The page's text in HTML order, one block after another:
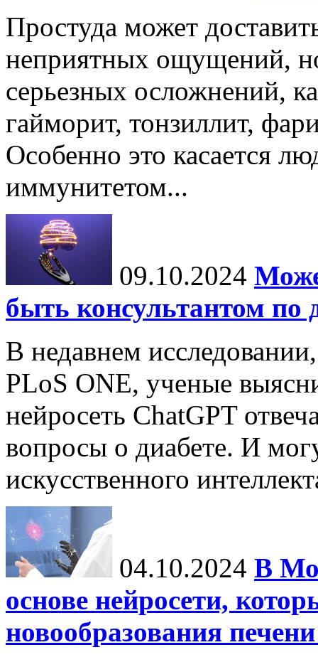
Простуда может
неприятных ощущений,
серьезных осложнений,
гайморит, тонзиллит,
Особенно это касается
иммунитетом...
09.10.2024
быть консультантом по
В недавнем
PLoS ONE, ученые
нейросеть ChatGPT
вопросы о диабете. И
искусственного
04.10.2024 В
основе нейросети,
новообразования